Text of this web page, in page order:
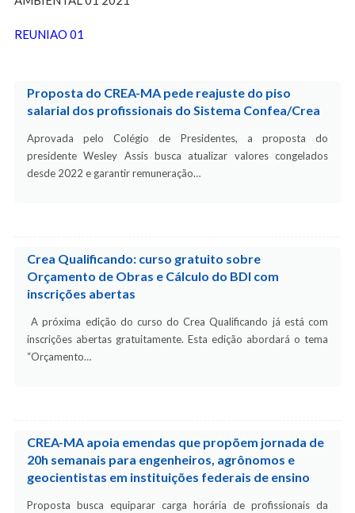
REUNIAO 01
Proposta do CREA-MA pede reajuste do piso
salarial dos profissionais do Sistema Confea/Crea
Aprovada pelo Colégio de Presidentes, a proposta do
presidente Wesley Assis busca atualizar valores congelados
desde 2022 e garantir remuneração…
Crea Qualificando: curso gratuito sobre
Orçamento de Obras e Cálculo do BDI com
inscrições abertas
A próxima edição do curso do Crea Qualificando já está com
inscrições abertas gratuitamente. Esta edição abordará o tema
“Orçamento…
CREA-MA apoia emendas que propõem jornada de
20h semanais para engenheiros, agrônomos e
geocientistas em instituições federais de ensino
Proposta busca equiparar carga horária de profissionais da